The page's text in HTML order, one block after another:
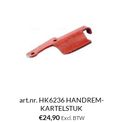
art.nr. HK6236 HANDREM-
KARTELSTUK
€24,90 Excl. BTW